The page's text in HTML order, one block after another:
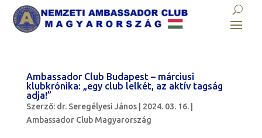
Ambassador Club Budapest – márciusi
klubkrónika: „egy club lelkét, az aktív tagság
adja!”
Szerző: dr. Seregélyesi János| 2024. 03. 16.|
Ambassador Club Magyarország